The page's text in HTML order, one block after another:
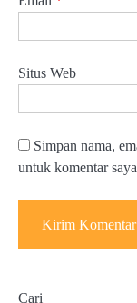
Situs Web
Simpan nama,
untuk komentar
Cari